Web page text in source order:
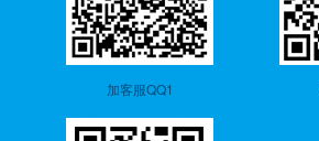
加客服QQ1